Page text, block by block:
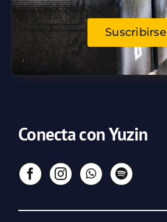
Suscribirse
Conecta con Yuzin